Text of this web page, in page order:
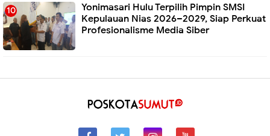
Yonimasari Hulu Terpilih Pimpin SMSI
Kepulauan Nias 2026–2029, Siap Perkuat
Profesionalisme Media Siber